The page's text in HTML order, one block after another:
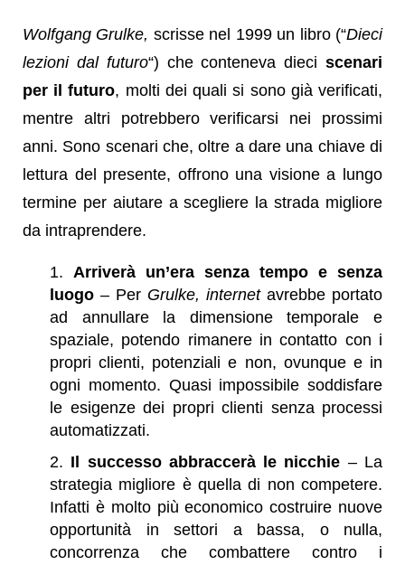
Wolfgang Grulke, scrisse nel 1999 un libro (“Dieci
lezioni dal futuro“) che conteneva dieciscenari
per il futuro, molti dei quali si sono già verificati,
mentre altri potrebbero verificarsi nei prossimi
anni. Sono scenari che, oltre a dare una chiave di
lettura del presente, offrono una visione a lungo
termine per aiutare a scegliere la strada migliore
da intraprendere.
Arriverà un’era senza tempo e senza
luogo – Per Grulke, internet avrebbe portato
ad annullare la dimensione temporale e
spaziale, potendo rimanere in contatto con i
propri clienti, potenziali e non, ovunque e in
ogni momento. Quasi impossibile soddisfare
le esigenze dei propri clienti senza processi
automatizzati.
Il successo abbraccerà le nicchie – La
strategia migliore è quella di non competere.
Infatti è molto più economico costruire nuove
opportunità in settori a bassa, o nulla,
concorrenza che combattere contro i